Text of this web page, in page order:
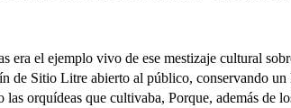
el ejemplo vivo de ese mestizaje cultural sobre
de Sitio Litre abierto al público, conservando un
las orquídeas que cultivaba, Porque, además de